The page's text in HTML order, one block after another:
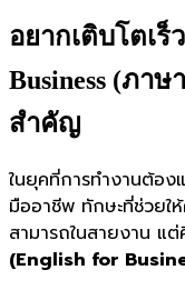
อยากเติบโตเร็
Business (ภา
สำคัญ
ในยุคที่การทำงานต้อง
มืออาชีพ ทักษะที่ช่วยให้
สามารถในสายงาน แต่
(English for